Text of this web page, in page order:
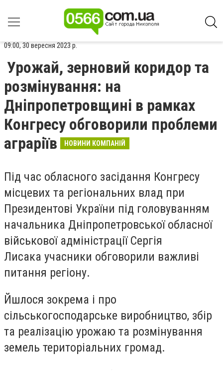
09:00, 30 вересня 2023 р.
Урожай, зерновий коридор та
розмінування: на
Дніпропетровщині в рамках
Конгресу обговорили проблеми
аграріїв
НОВИНИ КОМПАНІЙ
Під час обласного засідання Конгресу
місцевих та регіональних влад при
Президентові України під головуванням
начальника Дніпропетровської обласної
військової адміністрації Сергія
Лисака учасники обговорили важливі
питання регіону.
Йшлося зокрема і про
сільськогосподарське виробництво, збір
та реалізацію урожаю та розмінування
земель територіальних громад.